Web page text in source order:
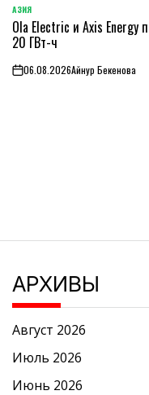
ОПУБЛИКОВАНО
В
АЗИЯ
Ola Electric и Axis Energy
20 ГВт-ч
on06.08.2026Айнур Бекенова
АРХИВЫ
Август 2026
Июль 2026
Июнь 2026